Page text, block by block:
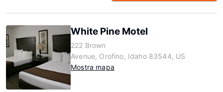
White Pine Motel
222 Brown
Avenue, Orofino, Idaho 83544, US
Mostra mapa